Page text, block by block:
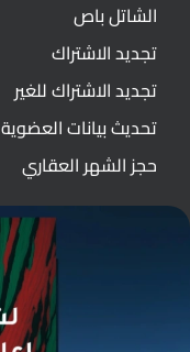
الشاتل باص
تجديد الاشتراك
تجديد الاشتراك للغير
تحديث بيانات العضوية
حجز الشهر العقاري